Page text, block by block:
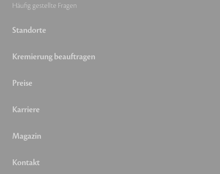
Häufig gestellte Fragen
Standorte
Kremierung beauftragen
Preise
Karriere
Magazin
Kontakt